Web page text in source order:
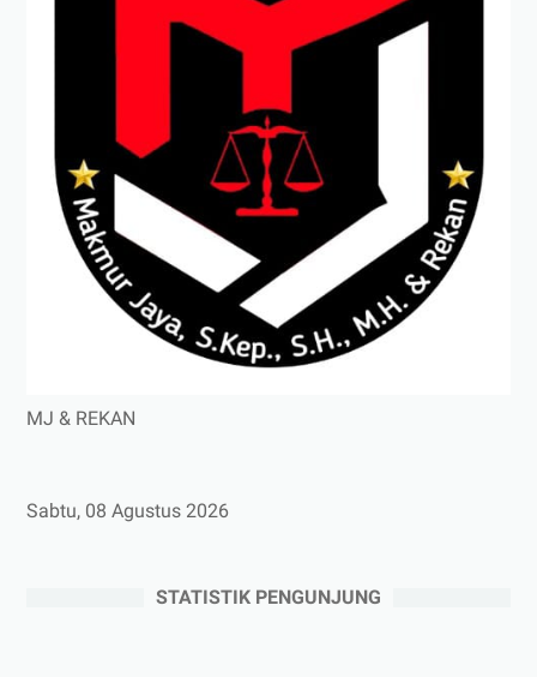
MJ & REKAN
Sabtu, 08 Agustus 2026
STATISTIK PENGUNJUNG